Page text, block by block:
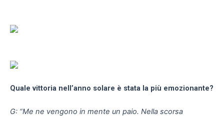
Quale vittoria nell’anno solare è stata la più emozionante?
G: “Me ne vengono in mente un paio. Nella scorsa